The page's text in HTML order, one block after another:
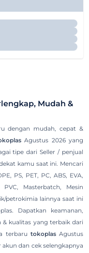
Mudah &
dengan mudah, cepat &
Agustus 2026 yang
tipe dari Seller / penjual
kamu saat ini. Mencari
PS, PET, PC, ABS, EVA,
Masterbatch, Mesin
petrokimia lainnya saat ini
Dapatkan keamanan,
kualitas yang terbaik dari
terbaru tokoplasAgustus
dan cek selengkapnya